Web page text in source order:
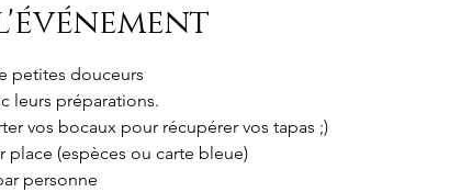
petites douceurs
leurs préparations.
vos bocaux pour récupérer vos tapas ;)
place (espèces ou carte bleue)
personne